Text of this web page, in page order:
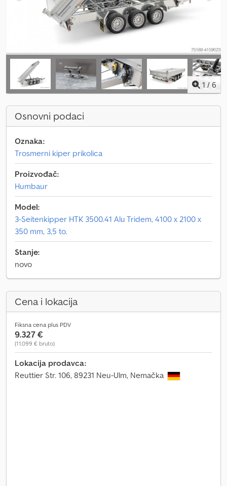
1 / 6
Osnovni podaci
Oznaka:
Trosmerni kiper prikolica
Proizvođač:
Humbaur
Model:
3-Seitenkipper HTK 3500.41 Alu Tridem, 4100 x 2100 x
350 mm, 3,5 to.
Stanje:
novo
Cena i lokacija
Fiksna cena plus PDV
9.327 €
(11.099 € bruto)
Lokacija prodavca:
Reuttier Str. 106, 89231 Neu-Ulm, Nemačka